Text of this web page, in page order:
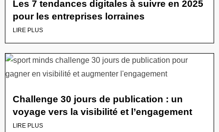
Les 7 tendances digitales à suivre en 2025
pour les entreprises lorraines
LIRE PLUS
Challenge 30 jours de publication : un
voyage vers la visibilité et l’engagement
LIRE PLUS